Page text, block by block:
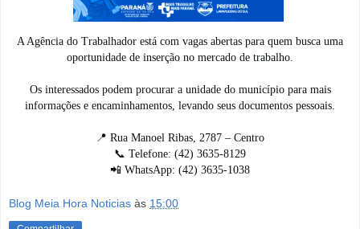
A Agência do Trabalhador está com vagas abertas para quem busca uma
oportunidade de inserção no mercado de trabalho.
Os interessados podem procurar a unidade do município para mais
informações e encaminhamentos, levando seus documentos pessoais.
📍 Rua Manoel Ribas, 2787 – Centro
📞 Telefone: (42) 3635-8129
📲 WhatsApp: (42) 3635-1038
Blog Meia Hora Noticias às 15:00